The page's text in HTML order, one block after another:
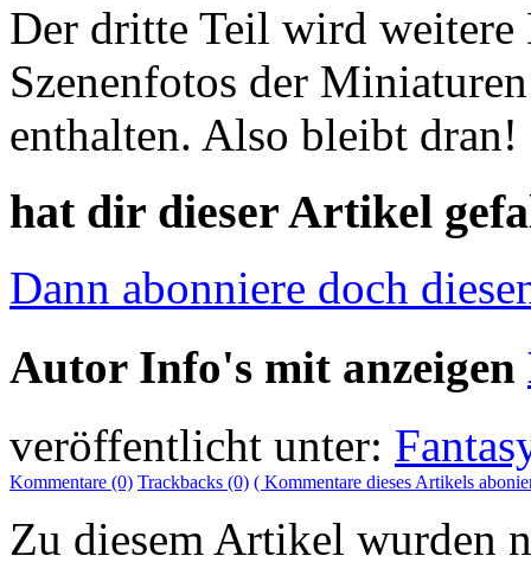
Der dritte Teil wird
Szenenfotos der
enthalten. Also bleibt dran!
hat dir dieser Artikel
Dann abonniere doch
Autor Info's mit anzeigen
veröffentlicht unter:
Kommentare (0) Trackbacks (0) ( Kommentare dieses Artikels
Zu diesem Artikel wurden